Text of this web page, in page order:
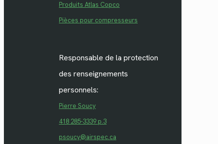
Produits Atlas Copco
Pièces pour compresseurs
Responsable de la protection
des renseignements
personnels:
Pierre Soucy
418 285-3339 p.3
psoucy@airspec.ca